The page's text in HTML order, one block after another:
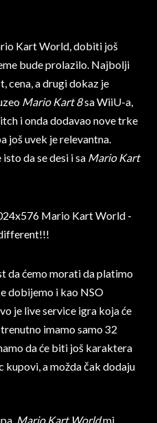
Kart World, dobiti još
bude prolazilo. Najbolji
cena, a drugi dokaz je
Mario Kart 8sa WiiU-a,
i onda dodavao nove trke
još uvek je relevantna.
da se desi i sa Mario Kart
da ćemo morati da platimo
dobijemo i kao NSO
je live service igra koja će
imamo samo 32
da će biti još karaktera
kupovi, a možda čak dodaju
Mario Kart Worldmi